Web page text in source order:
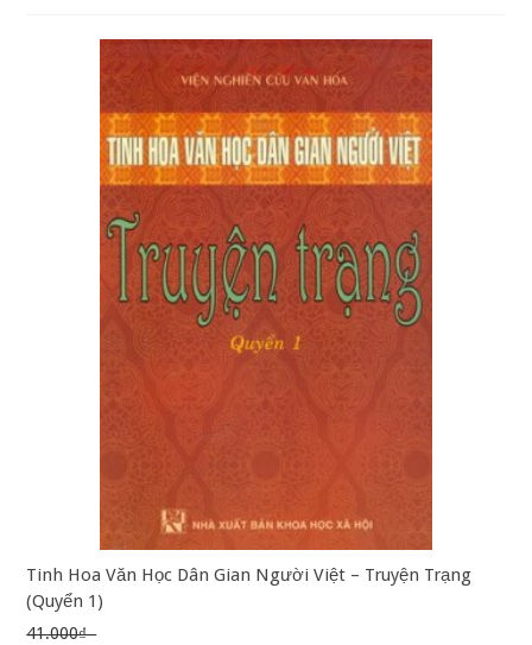
Tinh Hoa Văn Học Dân Gian Người Việt – Truyện Trạng
(Quyển 1)
41.000₫